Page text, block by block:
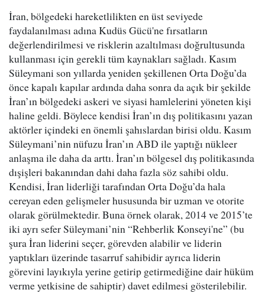
İran, bölgedeki hareketlilikten en üst seviyede
faydalanılması adına Kudüs Gücü'ne fırsatların
değerlendirilmesi ve risklerin azaltılması doğrultusunda
kullanması için gerekli tüm kaynakları sağladı. Kasım
Süleymani son yıllarda yeniden şekillenen Orta Doğu’da
önce kapalı kapılar ardında daha sonra da açık bir şekilde
İran’ın bölgedeki askeri ve siyasi hamlelerini yöneten kişi
haline geldi. Böylece kendisi İran’ın dış politikasını yazan
aktörler içindeki en önemli şahıslardan birisi oldu. Kasım
Süleymani’nin nüfuzu İran’ın ABD ile yaptığı nükleer
anlaşma ile daha da arttı. İran’ın bölgesel dış politikasında
dışişleri bakanından dahi daha fazla söz sahibi oldu.
Kendisi, İran liderliği tarafından Orta Doğu’da hala
cereyan eden gelişmeler hususunda bir uzman ve otorite
olarak görülmektedir. Buna örnek olarak, 2014 ve 2015’te
iki ayrı sefer Süleymani’nin “Rehberlik Konseyi'ne” (bu
şura İran liderini seçer, görevden alabilir ve liderin
yaptıkları üzerinde tasarruf sahibidir ayrıca liderin
görevini layıkıyla yerine getirip getirmediğine dair hüküm
verme yetkisine de sahiptir) davet edilmesi gösterilebilir.